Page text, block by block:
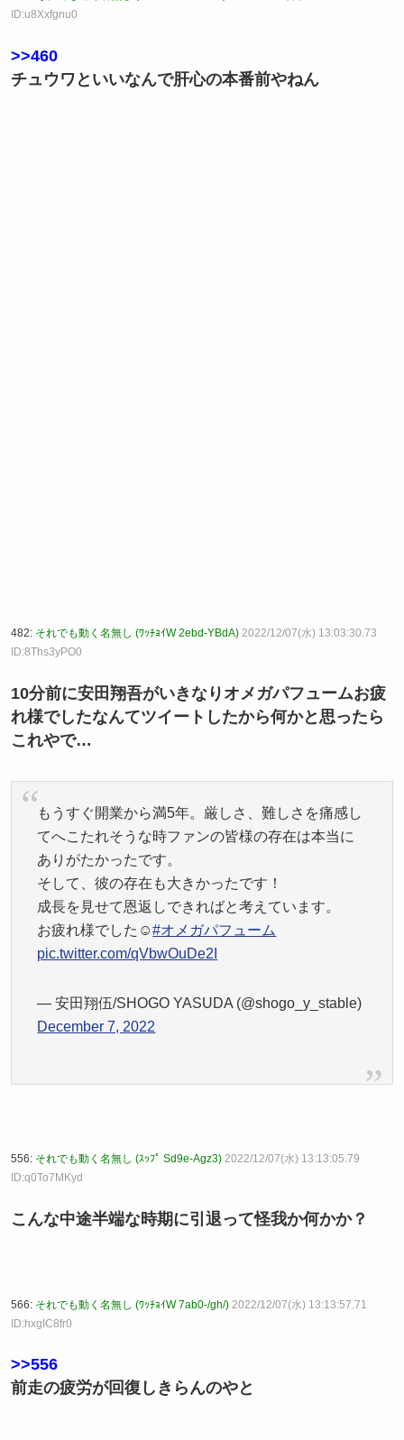
ID:u8Xxfgnu0
>>460
チュウワといいなんで肝心の本番前やねん
482: それでも動く名無し (ﾜｯﾁｮｲW 2ebd-YBdA) 2022/12/07(水) 13:03:30.73
ID:8Ths3yPO0
10分前に安田翔吾がいきなりオメガパフュームお疲
れ様でしたなんてツイートしたから何かと思ったら
これやで…
もうすぐ開業から満5年。厳しさ、難しさを痛感し
てへこたれそうな時ファンの皆様の存在は本当に
ありがたかったです。
そして、彼の存在も大きかったです！
成長を見せて恩返しできればと考えています。
お疲れ様でした☺️#オメガパフューム
pic.twitter.com/qVbwOuDe2I
— 安田翔伍/SHOGO YASUDA (@shogo_y_stable)
December 7, 2022
556: それでも動く名無し (ｽｯﾌﾟ Sd9e-Agz3) 2022/12/07(水) 13:13:05.79
ID:q0To7MKyd
こんな中途半端な時期に引退って怪我か何かか？
566: それでも動く名無し (ﾜｯﾁｮｲW 7ab0-/gh/) 2022/12/07(水) 13:13:57.71
ID:hxgIC8fr0
>>556
前走の疲労が回復しきらんのやと